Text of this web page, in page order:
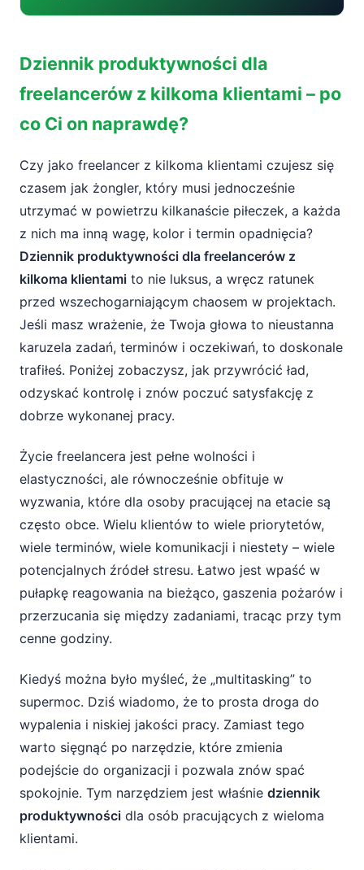
kilkoma klientami – po co Ci on naprawdę?
Dlaczego zwykłe „to-do” nie wystarcza
freelancerowi z wieloma klientami?
Brak jasnego obrazu – skąd wiesz, czy
jesteś na bieżąco?
Wypalenie i frustracja – skutki
niekontrolowanego chaosu
Co to jest dziennik produktywności i jak go
zbudować krok po kroku?
Kluczowe sekcje dziennika produktywności
freelancera
papierowy?
Jak prowadzić dziennik produktywności na
co dzień – praktyczne wskazówki
Poranny przegląd, blokowanie komunikacji i
kolory
Wieczorne domknięcie dnia i elastyczne
reagowanie na zmiany
pracą
Jakie konkretne korzyści daje freelancerowi
dziennik produktywności?
Najczęstsze pułapki – czego unikać,
korzystając z dziennika?
Podsumowanie – pierwszy krok do
Dziennik produktywności dla
freelancerów z kilkoma klientami – po
co Ci on naprawdę?
Czy jako freelancer z kilkoma klientami czujesz się
czasem jak żongler, który musi jednocześnie
utrzymać w powietrzu kilkanaście piłeczek, a każda
z nich ma inną wagę, kolor i termin opadnięcia?
Dziennik produktywności dla freelancerów z
kilkoma klientami to nie luksus, a wręcz ratunek
przed wszechogarniającym chaosem w projektach.
Jeśli masz wrażenie, że Twoja głowa to nieustanna
karuzela zadań, terminów i oczekiwań, to doskonale
trafiłeś. Poniżej zobaczysz, jak przywrócić ład,
odzyskać kontrolę i znów poczuć satysfakcję z
dobrze wykonanej pracy.
Życie freelancera jest pełne wolności i
elastyczności, ale równocześnie obfituje w
wyzwania, które dla osoby pracującej na etacie są
często obce. Wielu klientów to wiele priorytetów,
wiele terminów, wiele komunikacji i niestety – wiele
potencjalnych źródeł stresu. Łatwo jest wpaść w
pułapkę reagowania na bieżąco, gaszenia pożarów i
przerzucania się między zadaniami, tracąc przy tym
cenne godziny.
Kiedyś można było myśleć, że „multitasking” to
supermoc. Dziś wiadomo, że to prosta droga do
wypalenia i niskiej jakości pracy. Zamiast tego
warto sięgnąć po narzędzie, które zmienia
podejście do organizacji i pozwala znów spać
spokojnie. Tym narzędziem jest właśnie dziennik
produktywności dla osób pracujących z wieloma
klientami.